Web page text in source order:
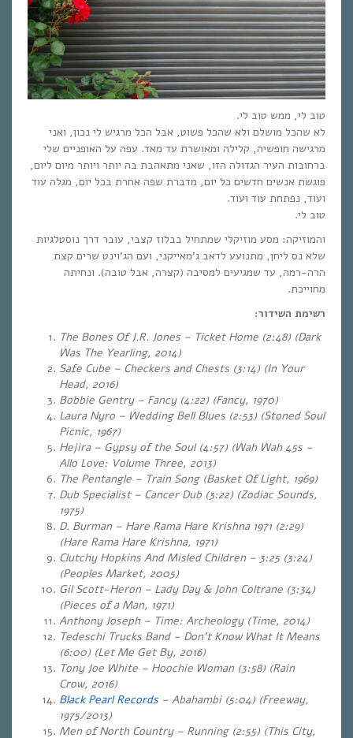
טוב לי, ממש טוב לי.
לא שהכל מושלם ולא שהכל פשוט, אבל הכל מרגיש לי נכון, ואני
מרגישה חופשיה, קלילה ומאושרת עד מאד. עפה על האופניים שלי
ברחובות העיר הגדולה הזו, שאני מתאהבת בה יותר ויותר מיום ליום,
פוגשת אנשים חדשים כל יום, מדברת שפה אחרת בכל יום, מגלה עוד
ועוד, נפתחת עוד ועוד.
טוב לי.
והמוזיקה: מסע מוזיקלי שמתחיל בבלוז קצבי, עובר דרך נוסטלגיות
שלא נס ליחן, מתנועע לדאב ג’מאייקני, ועם הג’וינט שרים קצת
הרה-רמה, עד שמגיעים למסיבה (קצרה, אבל טובה). ונחיתה
מחוייכת.
רשימת השידור:
The Bones Of J.R. Jones – Ticket Home (2:48) (Dark
Was The Yearling, 2014)
Safe Cube – Checkers and Chests (3:14) (In Your
Head, 2016)
Bobbie Gentry – Fancy (4:22) (Fancy, 1970)
Laura Nyro – Wedding Bell Blues (2:53) (Stoned Soul
Picnic, 1967)
Hejira – Gypsy of the Soul (4:57) (Wah Wah 45s –
Allo Love: Volume Three, 2013)
The Pentangle – Train Song (Basket Of Light, 1969)
Dub Specialist – Cancer Dub (3:22) (Zodiac Sounds,
1975)
D. Burman – Hare Rama Hare Krishna 1971 (2:29)
(Hare Rama Hare Krishna, 1971)
Clutchy Hopkins And Misled Children – 3:25 (3:24)
(Peoples Market, 2005)
Gil Scott-Heron – Lady Day & John Coltrane (3:34)
(Pieces of a Man, 1971)
Anthony Joseph – Time: Archeology (Time, 2014)
Tedeschi Trucks Band – Don’t Know What It Means
(6:00) (Let Me Get By, 2016)
Tony Joe White – Hoochie Woman (3:58) (Rain
Crow, 2016)
Black Pearl Records – Abahambi (5:04) (Freeway,
1975/2013)
Men of North Country – Running (2:55) (This City,